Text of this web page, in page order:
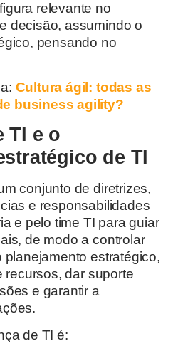
relevante no
decisão, assumindo o
pensando no
Cultura ágil: todas as
business agility?
TI e o
de TI
conjunto de diretrizes,
e responsabilidades
e pelo time TI para guiar
de modo a controlar
estratégico,
recursos, dar suporte
e garantir a
de TI é: